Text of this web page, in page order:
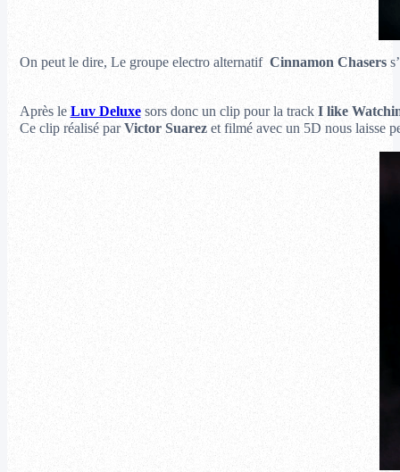
On peut le dire, Le groupe electro alternatif Cinnamon Chasers
Après le Luv Deluxe sors donc un clip pour la track I like
Ce clip réalisé parVictor Suarezet filmé avec un 5D nous laisse